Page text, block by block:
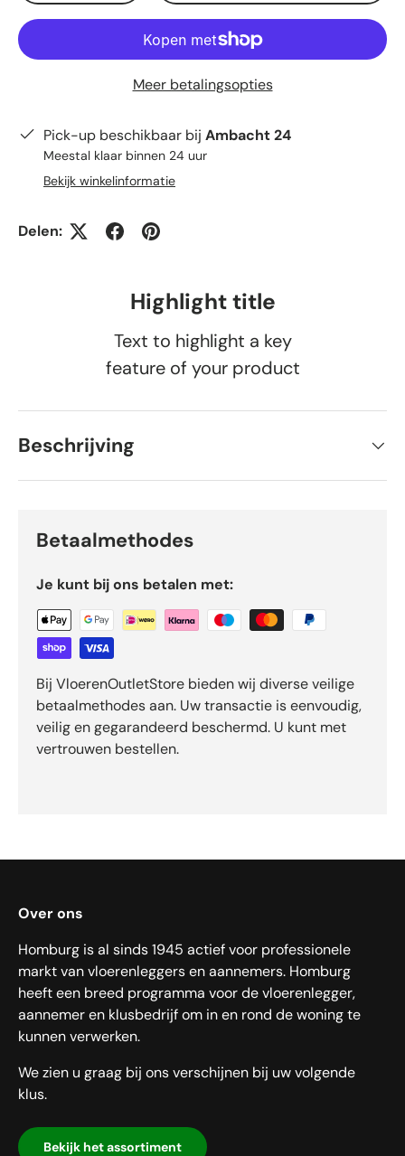
Meer betalingsopties
Pick-up beschikbaar bij Ambacht 24
Meestal klaar binnen 24 uur
Bekijk winkelinformatie
Delen:
Highlight title
Text to highlight a key
feature of your product
Beschrijving
Betaalmethodes
Je kunt bij ons betalen met:
Bij VloerenOutletStore bieden wij diverse veilige
betaalmethodes aan. Uw transactie is eenvoudig,
veilig en gegarandeerd beschermd. U kunt met
vertrouwen bestellen.
Over ons
Homburg is al sinds 1945 actief voor professionele
markt van vloerenleggers en aannemers. Homburg
heeft een breed programma voor de vloerenlegger,
aannemer en klusbedrijf om in en rond de woning te
kunnen verwerken.
We zien u graag bij ons verschijnen bij uw volgende
klus.
Bekijk het assortiment